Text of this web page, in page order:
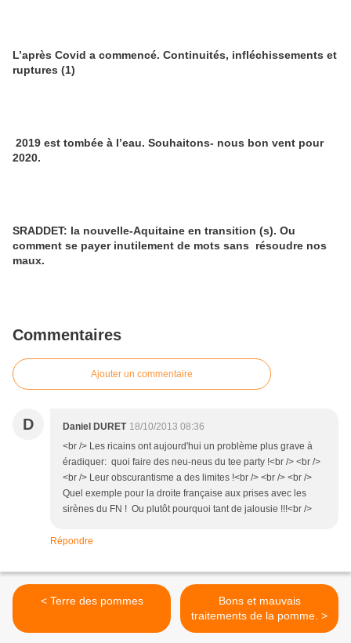
L’après Covid a commencé. Continuités, infléchissements et
ruptures (1)
2019 est tombée à l’eau. Souhaitons- nous bon vent pour
2020.
SRADDET: la nouvelle-Aquitaine en transition (s). Ou
comment se payer inutilement de mots sans résoudre nos
maux.
Commentaires
Ajouter un commentaire
D Daniel DURET 18/10/2013 08:36
<br /> Les ricains ont aujourd'hui un problème plus grave à
éradiquer: quoi faire des neu-neus du tee party !<br /> <br />
<br /> Leur obscurantisme a des limites !<br /> <br /> <br />
Quel exemple pour la droite française aux prises avec les
sirènes du FN ! Ou plutôt pourquoi tant de jalousie !!!<br />
Répondre
< Terre des pommes
Bons et mauvais
traitements de la pomme. >